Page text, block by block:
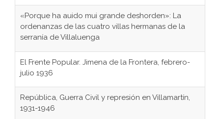
«Porque ha auido mui grande deshorden»: La
ordenanzas de las cuatro villas hermanas de la
serranía de Villaluenga
El Frente Popular. Jimena de la Frontera, febrero-
julio 1936
República, Guerra Civil y represión en Villamartín,
1931-1946